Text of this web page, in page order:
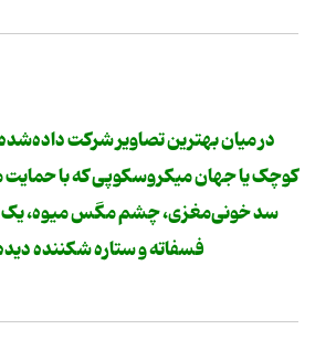
در میان بهترین تصاویر شرکت
کوچک یا جهان میکروسکوپی که با حمایت
سد خونی‌مغزی، چشم مگس میوه، یک
فسفاته و ستاره شکننده